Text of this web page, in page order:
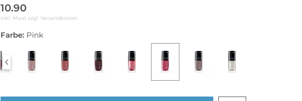
10.90
inkl. Mwst zzgl. Versandkosten
Farbe: Pink